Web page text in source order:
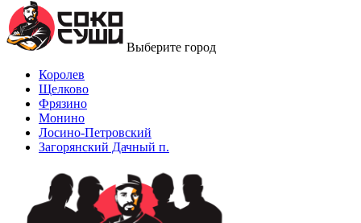
Выберите город
Королев
Щелково
Фрязино
Монино
Лосино-Петровский
Загорянский Дачный п.